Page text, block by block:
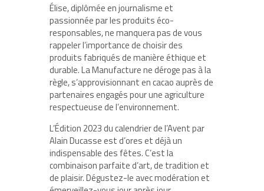
Élise, diplômée en journalisme et
passionnée par les produits éco-
responsables, ne manquera pas de vous
rappeler l’importance de choisir des
produits fabriqués de manière éthique et
durable. La Manufacture ne déroge pas à la
règle, s’approvisionnant en cacao auprès de
partenaires engagés pour une agriculture
respectueuse de l’environnement.
L’Édition 2023 ducalendrier de l’Avent par
Alain Ducasseest d’ores et déjà un
indispensable des fêtes. C’est la
combinaison parfaite d’art, de tradition et
de plaisir. Dégustez-le avec modération et